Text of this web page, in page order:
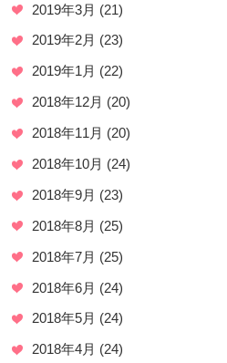
2019年3月 (21)
2019年2月 (23)
2019年1月 (22)
2018年12月 (20)
2018年11月 (20)
2018年10月 (24)
2018年9月 (23)
2018年8月 (25)
2018年7月 (25)
2018年6月 (24)
2018年5月 (24)
2018年4月 (24)